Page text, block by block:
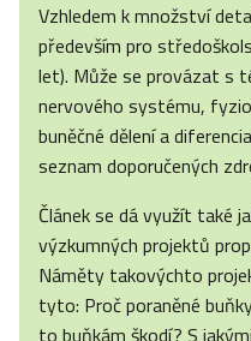
Vzhledem k množství
především pro
let). Může se provázat s
nervového systému,
buněčné dělení a
seznam doporučených
Článek se dá využít také
výzkumných projektů
Náměty takovýchto
tyto: Proč poraněné
to buňkám škodí? S